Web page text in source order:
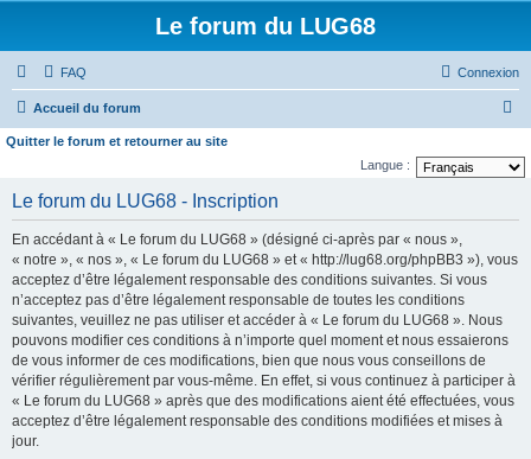
Le forum du LUG68
FAQ Connexion
Accueil du forum
c
e
Quitter le forum et retourner au site
Langue :
Le forum du LUG68 - Inscription
En accédant à « Le forum du LUG68 » (désigné ci-après par « nous »,
« notre », « nos », « Le forum du LUG68 » et « http://lug68.org/phpBB3 »), vous
acceptez d’être légalement responsable des conditions suivantes. Si vous
n’acceptez pas d’être légalement responsable de toutes les conditions
suivantes, veuillez ne pas utiliser et accéder à « Le forum du LUG68 ». Nous
pouvons modifier ces conditions à n’importe quel moment et nous essaierons
de vous informer de ces modifications, bien que nous vous conseillons de
vérifier régulièrement par vous-même. En effet, si vous continuez à participer à
« Le forum du LUG68 » après que des modifications aient été effectuées, vous
acceptez d’être légalement responsable des conditions modifiées et mises à
jour.